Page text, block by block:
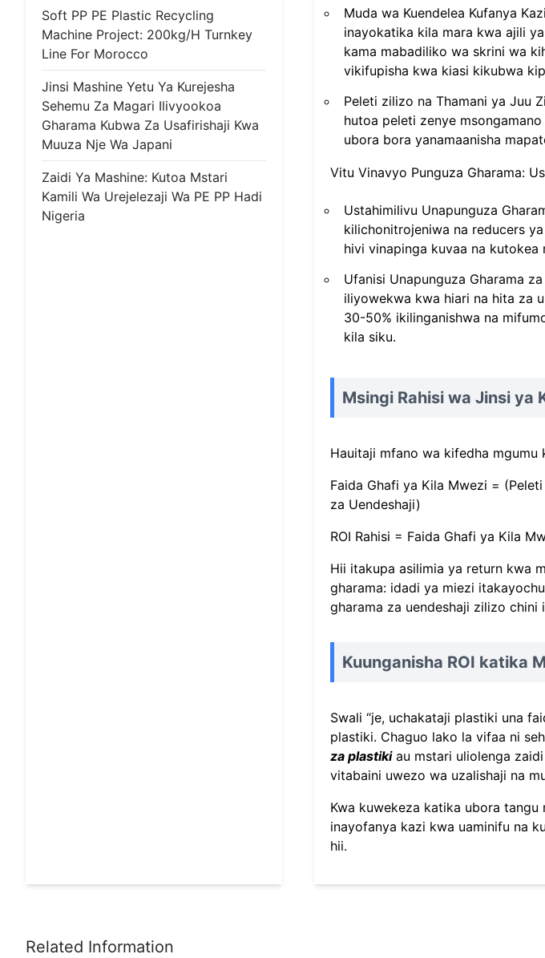
Soft PP PE Plastic Recycling
Machine Project: 200kg/h Turnkey
Line For Morocco
Jinsi Mashine Yetu Ya Kurejesha
Sehemu Za Magari Ilivyookoa
Gharama Kubwa Za Usafirishaji Kwa
Muuza Nje Wa Japani
Zaidi Ya Mashine: Kutoa Mstari
Kamili Wa Urejelezaji Wa PE PP Hadi
Nigeria
Muda wa Kuendelea Kufanya
inayokatika kila mara kwa ajili
kama mabadiliko wa skrini wa
vikifupisha kwa kiasi kikubwa
Peleti zilizo na Thamani ya Juu
hutoa peleti zenye
ubora bora yanamaanisha
Vitu Vinavyo Punguza Gharama:
Ustahimilivu Unapunguza
kilichonitrojeniwa na reducers
hivi vinapinga kuvaa na
Ufanisi Unapunguza Gharama
iliyowekwa kwa hiari na hita za
30-50% ikilinganishwa na
kila siku.
Msingi Rahisi wa Jinsi ya
Hauitaji mfano wa kifedha
Faida Ghafi ya Kila Mwezi =
za Uendeshaji)
ROI Rahisi = Faida Ghafi ya Kila
Hii itakupa asilimia ya return kwa
gharama: idadi ya miezi
gharama za uendeshaji zilizo
Kuunganisha ROI katika
Swali “je, uchakataji plastiki una
plastiki. Chaguo lako la vifaa ni
za plastikiau mstari uliolenga
vitabaini uwezo wa uzalishaji na
Kwa kuwekeza katika ubora
inayofanya kazi kwa uaminifu na
hii.